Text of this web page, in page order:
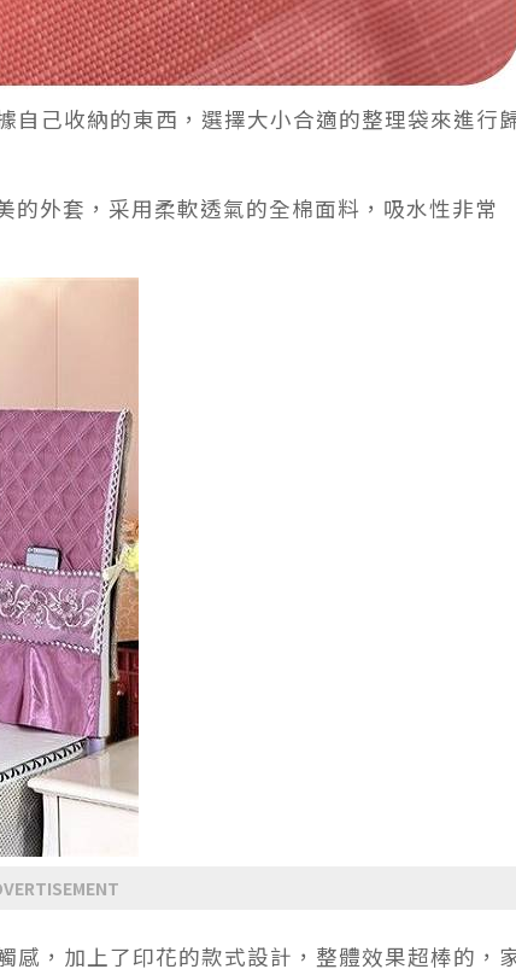
自己收納的東西，選擇大小合適的整理袋來進行
的外套，采用柔軟透氣的全棉面料，吸水性非常
感，加上了印花的款式設計，整體效果超棒的，